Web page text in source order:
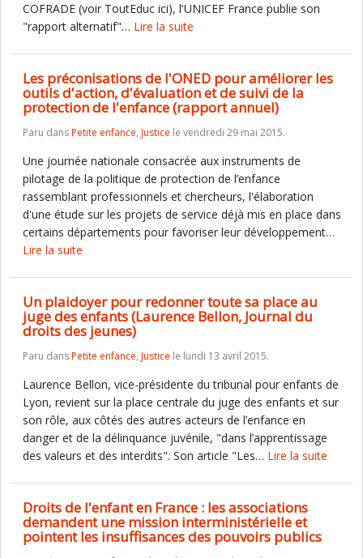
COFRADE (voir ToutEduc ici), l'UNICEF France publie son
"rapport alternatif"… Lire la suite
Les préconisations de l'ONED pour améliorer les
outils d'action, d'évaluation et de suivi de la
protection de l'enfance (rapport annuel)
Paru dansPetite enfance, Justice le vendredi 29 mai 2015.
Une journée nationale consacrée aux instruments de
pilotage de la politique de protection de l’enfance
rassemblant professionnels et chercheurs, l'élaboration
d'une étude sur les projets de service déjà mis en place dans
certains départements pour favoriser leur développement…
Lire la suite
Un plaidoyer pour redonner toute sa place au
juge des enfants (Laurence Bellon, Journal du
droits des jeunes)
Paru dansPetite enfance, Justice le lundi 13 avril 2015.
Laurence Bellon, vice-présidente du tribunal pour enfants de
Lyon, revient sur la place centrale du juge des enfants et sur
son rôle, aux côtés des autres acteurs de l’enfance en
danger et de la délinquance juvénile, "dans l’apprentissage
des valeurs et des interdits". Son article "Les… Lire la suite
Droits de l'enfant en France : les associations
demandent une mission interministérielle et
pointent les insuffisances des pouvoirs publics